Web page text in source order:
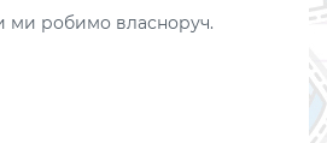
ми робимо власноруч.